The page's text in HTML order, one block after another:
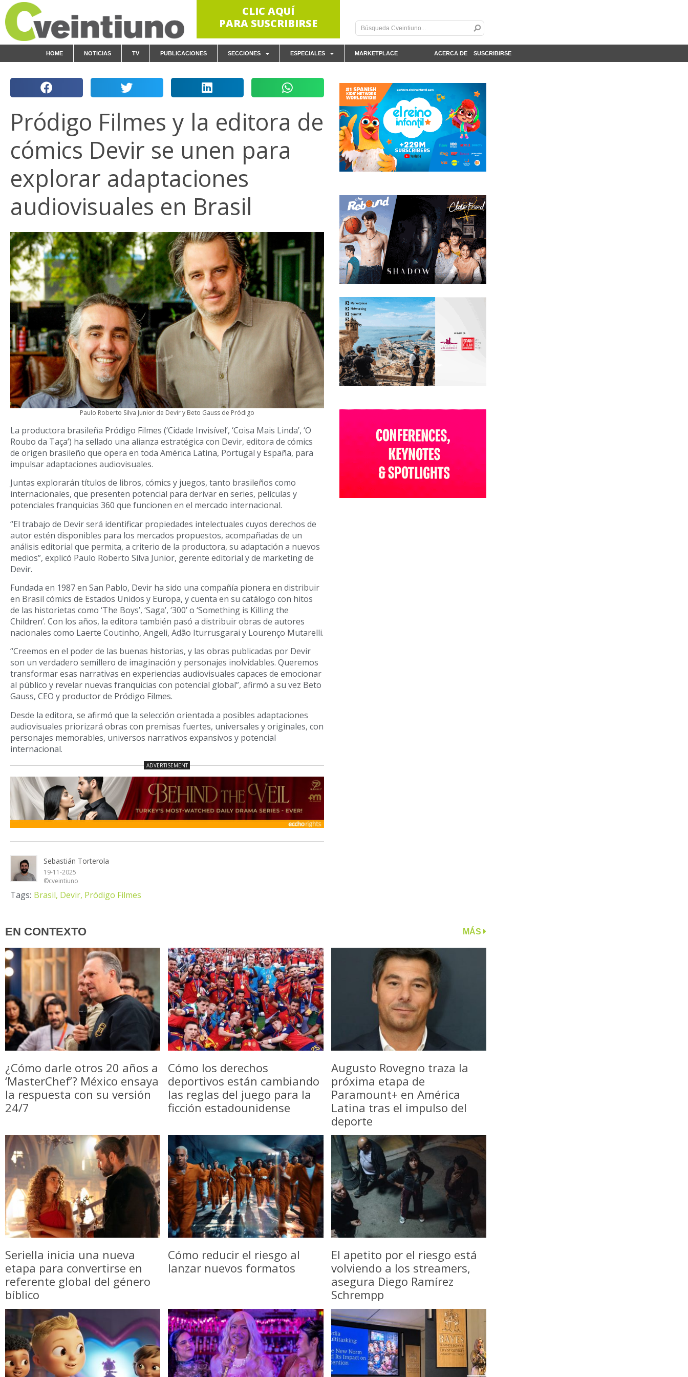
CLIC AQUÍ
PARA SUSCRIBIRSE
ACERCA DE
HOME NOTICIAS TV PUBLICACIONES SECCIONES ESPECIALES MARKETPLACE SUSCRIBIRSE
Pródigo Filmes y la editora de
cómics Devir se unen para
explorar adaptaciones
audiovisuales en Brasil
Paulo Roberto Silva Junior de Devir y Beto Gauss de Pródigo
La productora brasileña Pródigo Filmes (‘Cidade Invisível’, ‘Coisa Mais Linda’, ‘O
Roubo da Taça’) ha sellado una alianza estratégica con Devir, editora de cómics
de origen brasileño que opera en toda América Latina, Portugal y España, para
impulsar adaptaciones audiovisuales.
Juntas explorarán títulos de libros, cómics y juegos, tanto brasileños como
internacionales, que presenten potencial para derivar en series, películas y
potenciales franquicias 360 que funcionen en el mercado internacional.
“El trabajo de Devir será identificar propiedades intelectuales cuyos derechos de
autor estén disponibles para los mercados propuestos, acompañadas de un
análisis editorial que permita, a criterio de la productora, su adaptación a nuevos
medios”, explicó Paulo Roberto Silva Junior, gerente editorial y de marketing de
Devir.
Fundada en 1987 en San Pablo, Devir ha sido una compañía pionera en distribuir
en Brasil cómics de Estados Unidos y Europa, y cuenta en su catálogo con hitos
de las historietas como ‘The Boys’, ‘Saga’, ‘300’ o ‘Something is Killing the
Children’. Con los años, la editora también pasó a distribuir obras de autores
nacionales como Laerte Coutinho, Angeli, Adão Iturrusgarai y Lourenço Mutarelli.
“Creemos en el poder de las buenas historias, y las obras publicadas por Devir
son un verdadero semillero de imaginación y personajes inolvidables. Queremos
transformar esas narrativas en experiencias audiovisuales capaces de emocionar
al público y revelar nuevas franquicias con potencial global”, afirmó a su vez Beto
Gauss, CEO y productor de Pródigo Filmes.
Desde la editora, se afirmó que la selección orientada a posibles adaptaciones
audiovisuales priorizará obras con premisas fuertes, universales y originales, con
personajes memorables, universos narrativos expansivos y potencial
internacional.
Sebastián Torterola
19-11-2025
©cveintiuno
Tags: Brasil, Devir, Pródigo Filmes
EN CONTEXTO MÁS
¿Cómo darle otros 20 años a
‘MasterChef’? México ensaya
la respuesta con su versión
24/7
Cómo los derechos
deportivos están cambiando
las reglas del juego para la
ficción estadounidense
Augusto Rovegno traza la
próxima etapa de
Paramount+ en América
Latina tras el impulso del
deporte
Seriella inicia una nueva
etapa para convertirse en
referente global del género
bíblico
Cómo reducir el riesgo al
lanzar nuevos formatos
El apetito por el riesgo está
volviendo a los streamers,
asegura Diego Ramírez
Schrempp